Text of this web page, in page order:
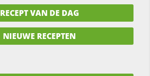
RECEPT VAN DE DAG
NIEUWE RECEPTEN